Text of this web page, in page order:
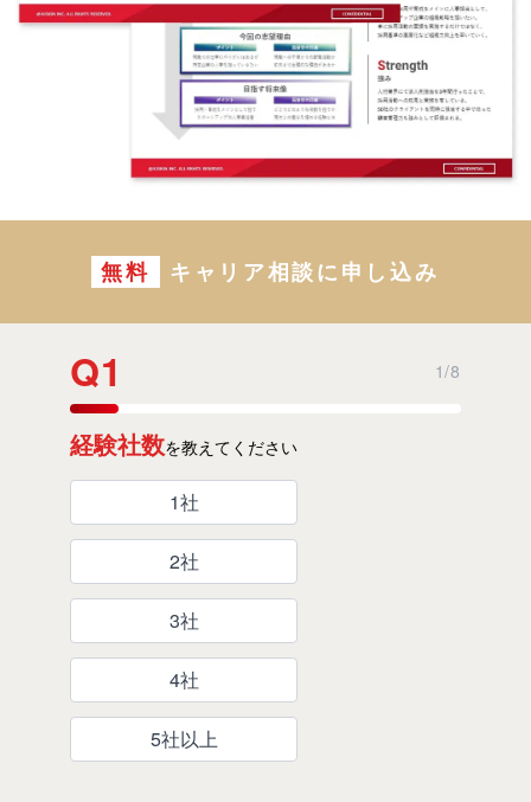
無料 キャリア相談に申し込み
Q1 1/8
経験社数を教えてください
1社
2社
3社
4社
5社以上